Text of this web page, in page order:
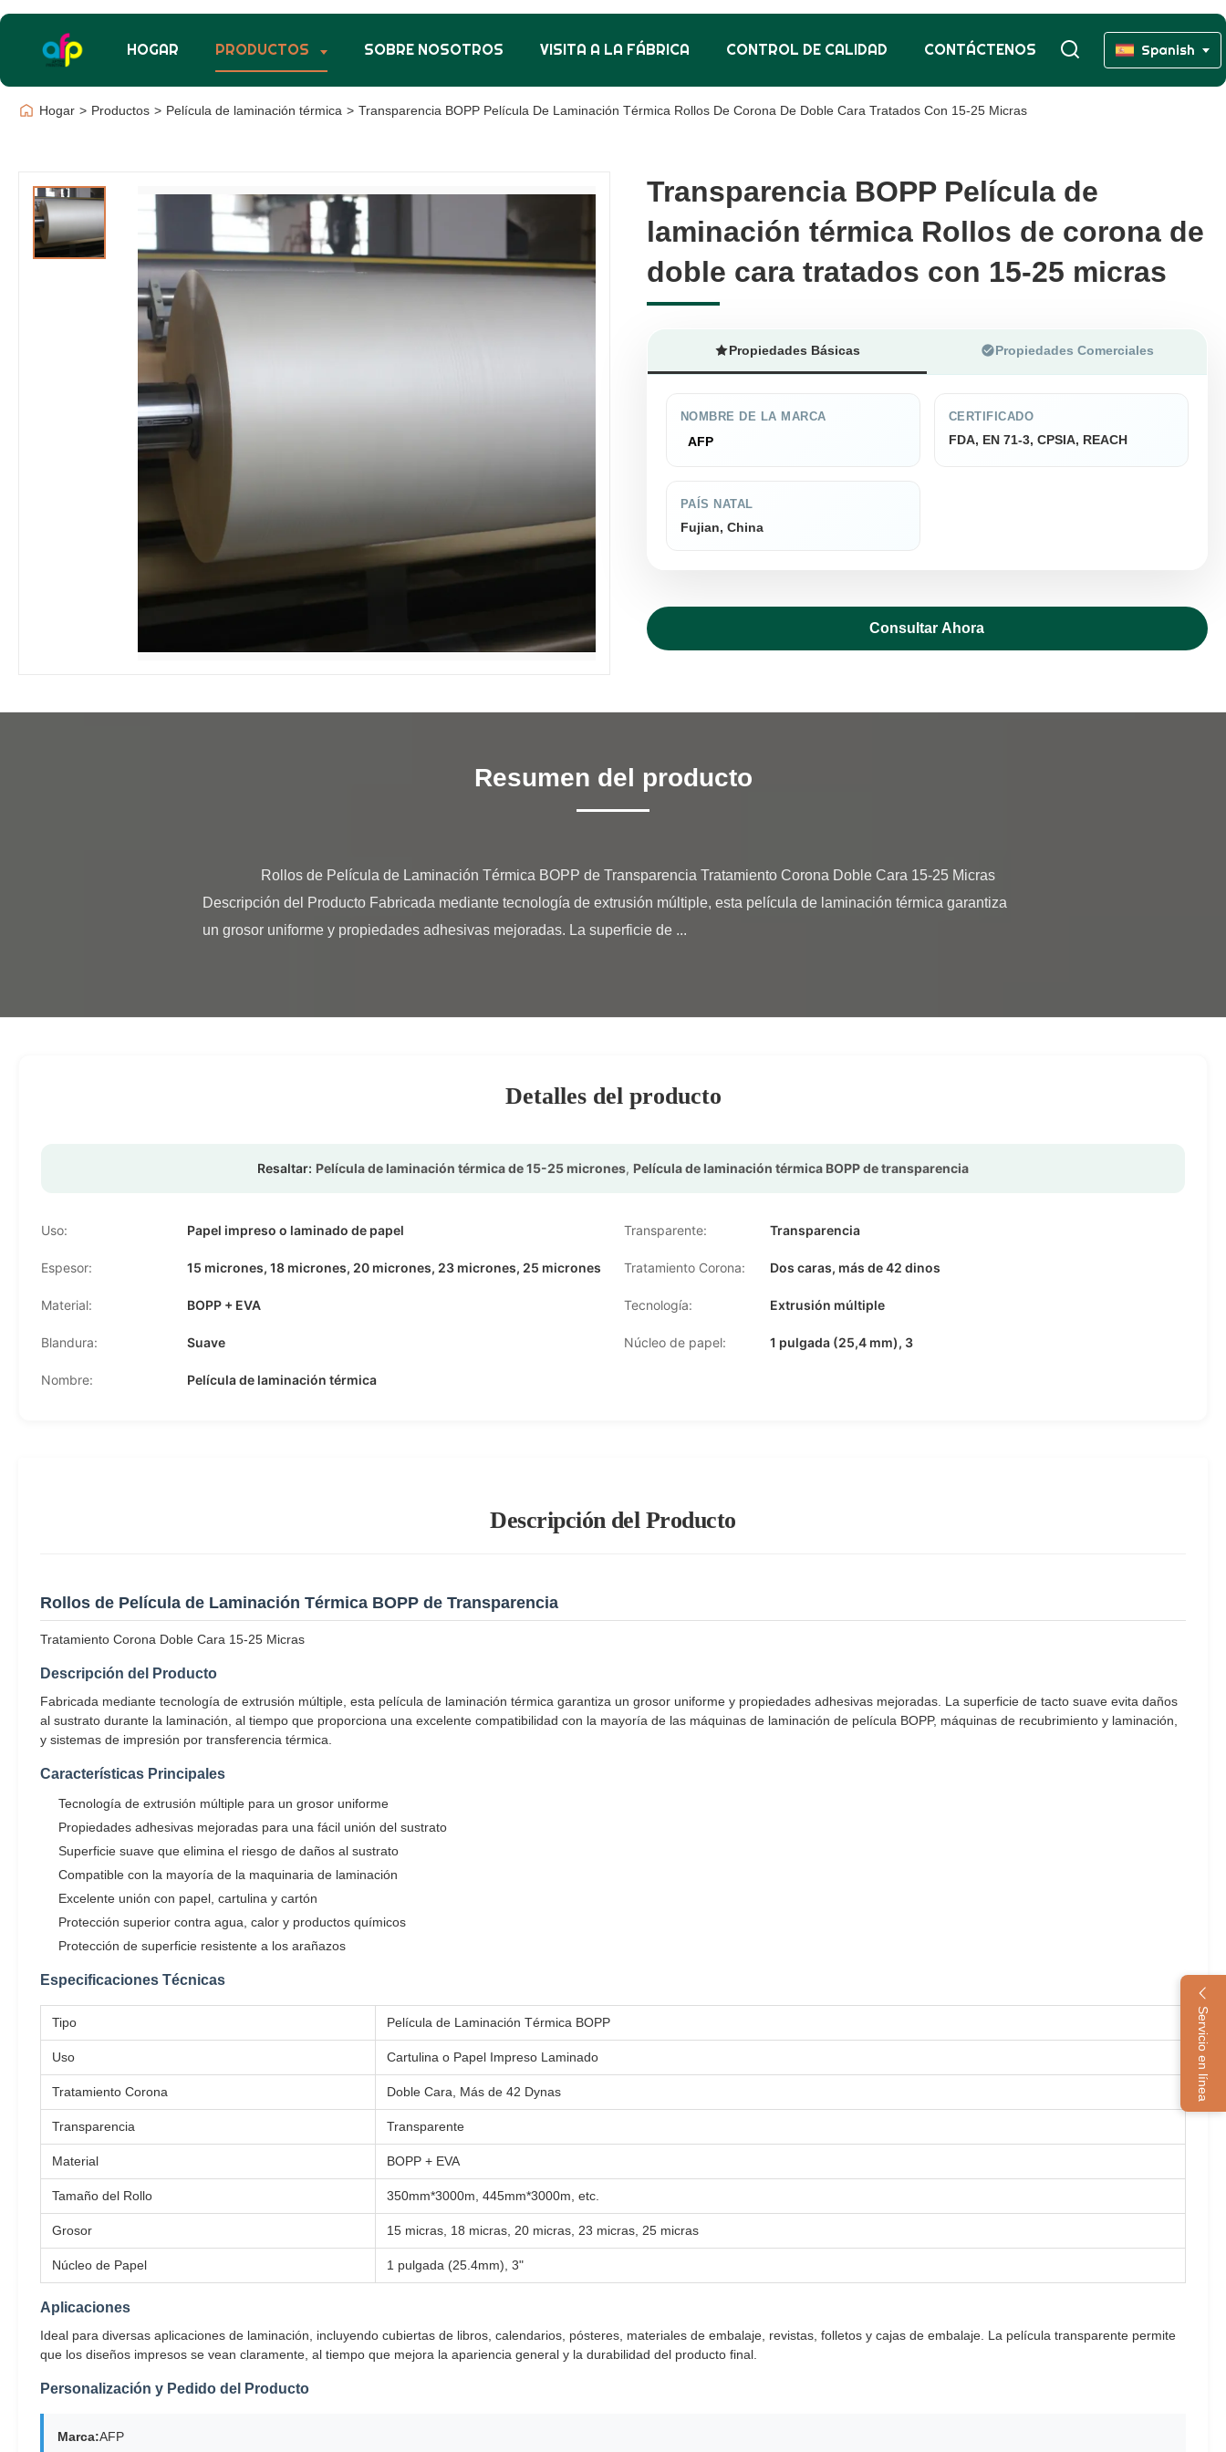
HOGAR PRODUCTOS SOBRE NOSOTROS VISITA A LA FÁBRICA CONTROL DE CALIDAD CONTÁCTENOS Spanish
Servicio en línea
Hogar > Productos > Película de laminación térmica > Transparencia BOPP Película De Laminación Térmica Rollos De Corona De Doble Cara Tratados Con 15-25 Micras
Transparencia BOPP Película de
laminación térmica Rollos de corona de
doble cara tratados con 15-25 micras
Transparencia BOPP Película de
laminación térmica Rollos de corona de
doble cara tratados con 15-25 micras
Propiedades Básicas Propiedades Comerciales
NOMBRE DE LA MARCA
AFP
CERTIFICADO
FDA, EN 71-3, CPSIA, REACH
PAÍS NATAL
Fujian, China
Consultar Ahora
Resumen del producto
Descripción del Producto Fabricada mediante tecnología de extrusión múltiple, esta película de laminación térmica garantiza
un grosor uniforme y propiedades adhesivas mejoradas. La superficie de ...
Detalles del producto
Resaltar: Película de laminación térmica de 15-25 micrones, Película de laminación térmica BOPP de transparencia
Uso: Papel impreso o laminado de papel Transparente: Transparencia
Espesor: 15 micrones, 18 micrones, 20 micrones, 23 micrones, 25 micrones Tratamiento Corona: Dos caras, más de 42 dinos
Material: BOPP + EVA Tecnología: Extrusión múltiple
Blandura: Suave Núcleo de papel: 1 pulgada (25,4 mm), 3
Nombre: Película de laminación térmica
Descripción del Producto
Rollos de Película de Laminación Térmica BOPP de Transparencia
Tratamiento Corona Doble Cara 15-25 Micras
Descripción del Producto
Fabricada mediante tecnología de extrusión múltiple, esta película de laminación térmica garantiza un grosor uniforme y propiedades adhesivas mejoradas. La superficie de tacto suave evita daños
al sustrato durante la laminación, al tiempo que proporciona una excelente compatibilidad con la mayoría de las máquinas de laminación de película BOPP, máquinas de recubrimiento y laminación,
y sistemas de impresión por transferencia térmica.
Características Principales
Tecnología de extrusión múltiple para un grosor uniforme
Propiedades adhesivas mejoradas para una fácil unión del sustrato
Superficie suave que elimina el riesgo de daños al sustrato
Compatible con la mayoría de la maquinaria de laminación
Excelente unión con papel, cartulina y cartón
Protección superior contra agua, calor y productos químicos
Protección de superficie resistente a los arañazos
Especificaciones Técnicas
Tipo Película de Laminación Térmica BOPP
Uso Cartulina o Papel Impreso Laminado
Tratamiento Corona Doble Cara, Más de 42 Dynas
Transparencia Transparente
Material BOPP + EVA
Tamaño del Rollo 350mm*3000m, 445mm*3000m, etc.
Grosor 15 micras, 18 micras, 20 micras, 23 micras, 25 micras
Núcleo de Papel 1 pulgada (25.4mm), 3"
Aplicaciones
Ideal para diversas aplicaciones de laminación, incluyendo cubiertas de libros, calendarios, pósteres, materiales de embalaje, revistas, folletos y cajas de embalaje. La película transparente permite
que los diseños impresos se vean claramente, al tiempo que mejora la apariencia general y la durabilidad del producto final.
Personalización y Pedido del Producto
Marca:AFP